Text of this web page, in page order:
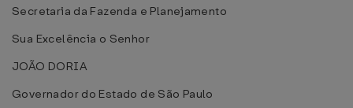
Secretaria da Fazenda e Planejamento
Sua Excelência o Senhor
JOÃO DORIA
Governador do Estado de São Paulo